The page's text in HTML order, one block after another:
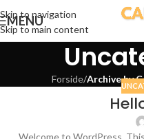
Skip to navigation
Skip to main content
MENU
Forside/Archive by
Welcome to WordPress.